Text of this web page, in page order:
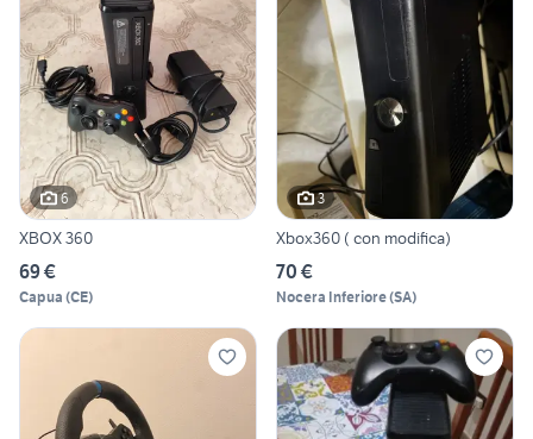
6
XBOX 360
69 €
Capua (CE)
3
Xbox360 ( con modifica)
70 €
Nocera Inferiore(SA)